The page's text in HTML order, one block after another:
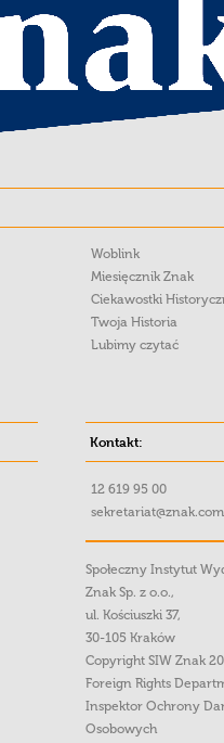
Woblink
Miesięcznik Znak
Ciekawostki
Twoja Historia
Lubimy czytać
Kontakt:
12 619 95 00
Społeczny Instytut
Znak Sp. z o.o.,
ul. Kościuszki 37,
30-105 Kraków
Copyright SIW Znak
Foreign Rights
Inspektor Ochrony
Osobowych